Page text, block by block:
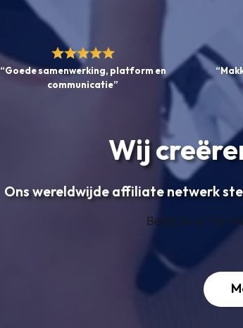
“Goede samenwerking, platform en
communicatie”
Wij
Ons wereldwijde affiliate netwerk